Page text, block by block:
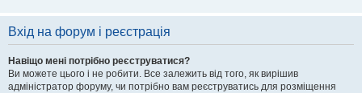
Вхід на форум і реєстрація
Навіщо мені потрібно реєструватися?
Ви можете цього і не робити. Все залежить від того, як вирішив
адміністратор форуму, чи потрібно вам реєструватись для розміщення